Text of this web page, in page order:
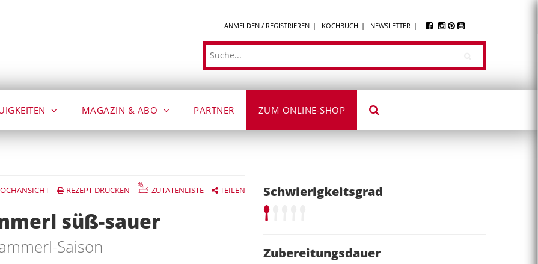
ANMELDEN / REGISTRIEREN KOCHBUCH NEWSLETTER
Suche
MAGAZIN & ABO PARTNER ZUM ONLINE-SHOP
REZEPT DRUCKEN ZUTATENLISTE TEILEN
süß-sauer
Saison
Schwierigkeitsgrad
Zubereitungsdauer